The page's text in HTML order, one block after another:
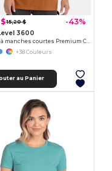
15,20 $ -43%
3600
+38 Couleurs
au Panier